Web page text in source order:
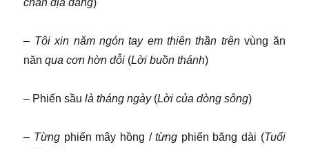
– Tôi xin năm ngón tay em thiên thần trênvùng ăn
nănqua cơn hờn dỗi (Lời buồn thánh)
– Phiến sầulà tháng ngày(Lời của dòng sông)
– Từng phiến mây hồng /từng phiến băng dài (Tuổi